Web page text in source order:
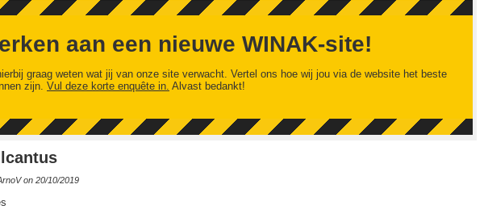
aan een nieuwe WINAK-site!
graag weten wat jij van onze site verwacht. Vertel ons hoe wij jou via de website het beste
zijn. Vul deze korte enquête in. Alvast bedankt!
on 20/10/2019